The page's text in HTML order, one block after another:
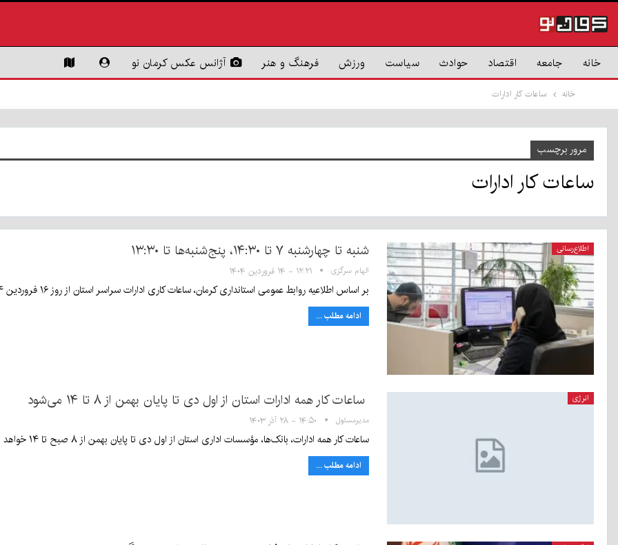
خانه جامعه اقتصاد حوادث سیاست ورزش فرهنگ و هنر آژانس عکس کرمان نو
خانه ساعات کار ادارات
مرور برچسب
ساعات کار ادارات
اطلاع‌رسانی شنبه تا چهارشنبه ۷ تا ۱۴:۳۰، پنج‌شنبه‌ها تا ۱۳:۳۰
الهام سرگزی ۱۲:۲۱ - ۱۴ فروردین ۱۴۰۴
بر اساس اطلاعیه روابط عمومی استانداری کرمان، ساعات کاری ادارات سراسر استان از روز ۱۶ فروردین ۱۴۰۴ به حالت عادی باز خواهد گشت.
ادامه مطلب ...
انرژی ساعات کار همه ادارات استان از اول دی تا پایان بهمن از ۸ تا ۱۴ می‌شود
مدیرمسئول ۱۴:۵۰ - ۲۸ آذر ۱۴۰۳
ساعات کار همه ادارات، بانک‌ها، مؤسسات اداری استان از اول دی تا پایان بهمن از ۸ صبح تا ۱۴ خواهد بود.
ادامه مطلب ...